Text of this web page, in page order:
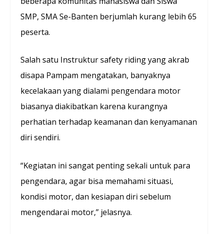
SMP, SMA Se-Banten berjumlah kurang lebih 65
peserta.
Salah satu Instruktur safety riding yang akrab
disapa Pampam mengatakan, banyaknya
kecelakaan yang dialami pengendara motor
biasanya diakibatkan karena kurangnya
perhatian terhadap keamanan dan kenyamanan
diri sendiri.
“Kegiatan ini sangat penting sekali untuk para
pengendara, agar bisa memahami situasi,
kondisi motor, dan kesiapan diri sebelum
mengendarai motor,” jelasnya.